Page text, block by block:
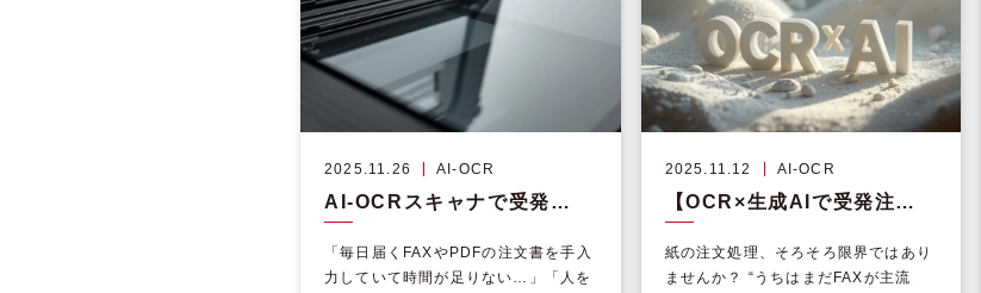
2025.11.26 AI-OCR
AI-OCRスキャナで受発注業務を自動化！帳票設定不要で人手不足・属人化を解消する方法
「毎日届くFAXやPDFの注文書を手入
力していて時間が足りない…」「人を
2025.11.12 AI-OCR
【OCR×生成AIで受発注業務が変わる】
紙の注文処理、そろそろ限界ではあり
ませんか？ “うちはまだFAXが主流